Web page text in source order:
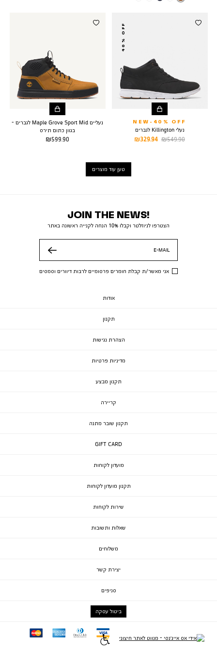
NUBUCK
40% OFF
NEW-40% OFF
נעלי Killington לגברים
מחיר
329.94 ₪
מחיר
549.90 ₪
נעליים Maple Grove Sport Mid לגברים -
בגוון כתום תירס
מחיר
599.90 ₪
טען עוד מוצרים
JOIN THE NEWS!
הצטרפו לניוזלטר וקבלו 10% הנחה לקנייה ראשונה באתר
E-MAIL
אני מאשר/ת קבלת חומרים פרסומיים לרבות דיוורים וסמסים
אודות
תקנון
הצהרת נגישות
מדיניות פרטיות
תקנון מבצע
קריירה
תקנון שובר מתנה
GIFT CARD
מועדון לקוחות
תקנון מועדון לקוחות
שירות לקוחות
שאלות ותשובות
משלוחים
יצירת קשר
סניפים
ביטול עסקה
visa
diners
ae
mc